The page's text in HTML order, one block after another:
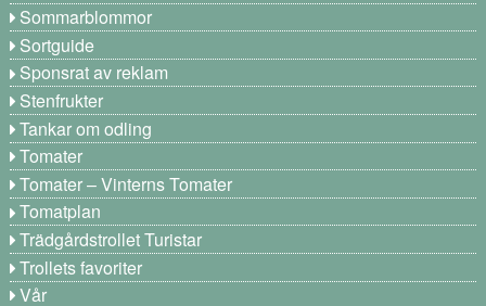
Sommarblommor
Sortguide
Sponsrat av reklam
Stenfrukter
Tankar om odling
Tomater
Tomater – Vinterns Tomater
Tomatplan
Trädgårdstrollet Turistar
Trollets favoriter
Vår